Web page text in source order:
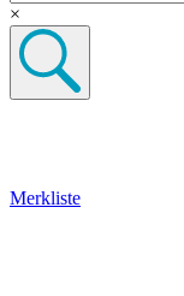
×
Merkliste